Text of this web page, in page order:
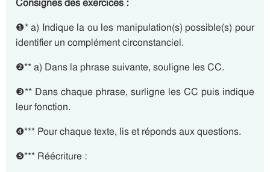
Consignes des exercices :
❶* a) Indique la ou les manipulation(s) possible(s) pour
identifier un complément circonstanciel.
❷** a) Dans la phrase suivante, souligne les CC.
❸** Dans chaque phrase, surligne les CC puis indique
leur fonction.
❹*** Pour chaque texte, lis et réponds aux questions.
❺*** Réécriture :